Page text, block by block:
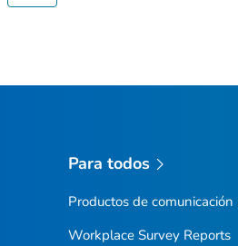
Para todos
Productos de
Workplace Survey Reports